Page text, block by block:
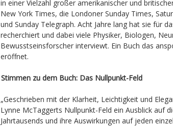
in einer Vielzahl großer amerikanischer und
New York Times, die Londoner Sunday Times,
und Sunday Telegraph. Acht Jahre lang hat sie für
recherchiert und dabei viele Physiker, Biologen,
Bewusstseinsforscher interviewt. Ein Buch das
eröffnet.
Stimmen zu dem Buch: Das Nullpunkt-Feld
„Geschrieben mit der Klarheit, Leichtigkeit und
Lynne McTaggerts Nullpunkt-Feld ein Ausblick auf
Jahrtausends und ihre Auswirkungen auf jeden